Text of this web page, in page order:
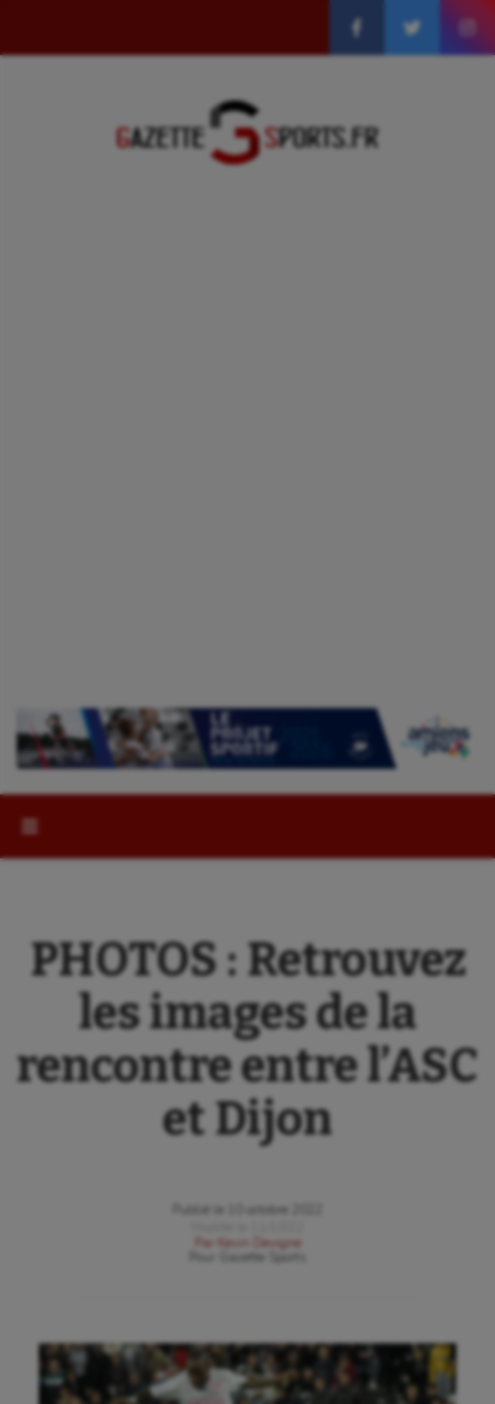
PHOTOS : Retrouvez
les images de la
rencontre entre l’ASC
et Dijon
Publié le
10 octobre 2022
Par
Kevin Devigne
Gazette Sports